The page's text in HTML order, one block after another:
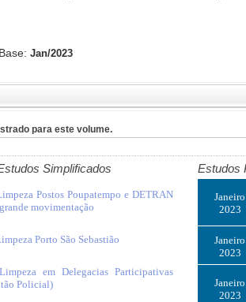
Jan/2023
para este volume.
Simplificados Estudos
Postos Poupatempo e DETRAN
movimentação
Porto São Sebastião
em Delegacias Participativas
Policial)
Janeiro
2023
Janeiro
2023
Janeiro
2023